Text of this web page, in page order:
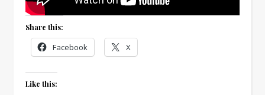
Share this:
Facebook X
Like this: